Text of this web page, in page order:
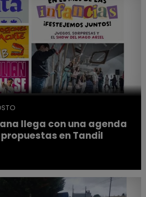
llega con una agenda
en Tandil